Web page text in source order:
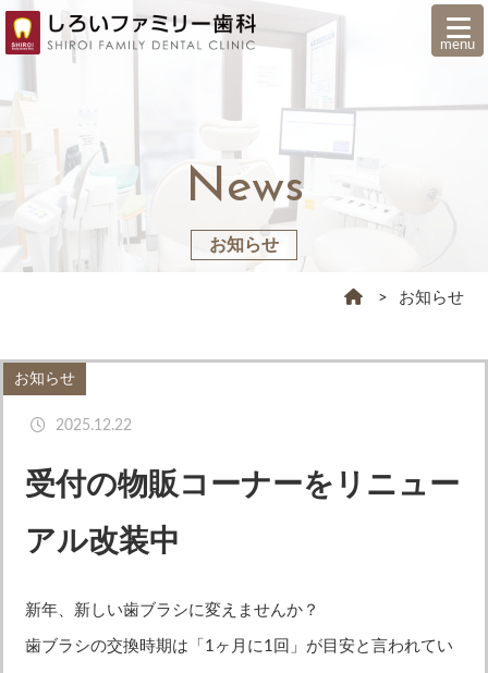
menu
痛みの少ない治療
レーザー治療 虫歯・歯周病のリスク検査
審美歯科
矯正歯科
小児矯正 妊婦歯科治療
News
お知らせ
お知らせ
お知らせ
2025.12.22
受付の物販コーナーをリニュー
アル改装中
新年、新しい歯ブラシに変えませんか？
歯ブラシの交換時期は「1ヶ月に1回」が目安と言われてい